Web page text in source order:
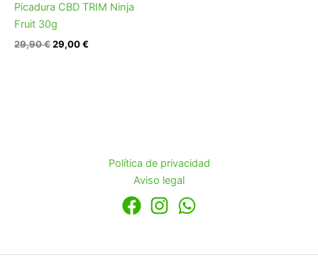
Picadura CBD TRIM Ninja
Fruit 30g
29,90€
29,90 €.
29,00€
29,00 €.
Política de privacidad
Aviso legal